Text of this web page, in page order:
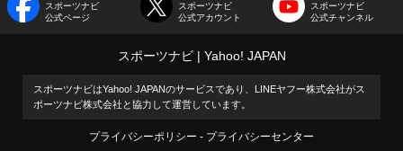
スポーツナビ
公式ページ
スポーツナビ
公式アカウント
スポーツナビ
公式チャンネル
スポーツナビ Yahoo! JAPAN
スポーツナビはYahoo! JAPANのサービスであり、LINEヤフー株式会社がス
ポーツナビ株式会社と協力して運営しています。
プライバシーポリシー プライバシーセンター